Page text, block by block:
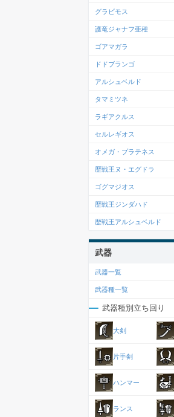
グラビモス
護竜ジャナフ亜種
ゴアマガラ
ドドブランゴ
アルシュベルド
タマミツネ
ラギアクルス
セルレギオス
オメガ・プラテネス
歴戦王ヌ・エグドラ
ゴグマジオス
歴戦王ジンダハド
歴戦王アルシュベルド
武器
武器一覧
武器種一覧
武器種別立ち回り
大剣
片手剣
ハンマー
ランス